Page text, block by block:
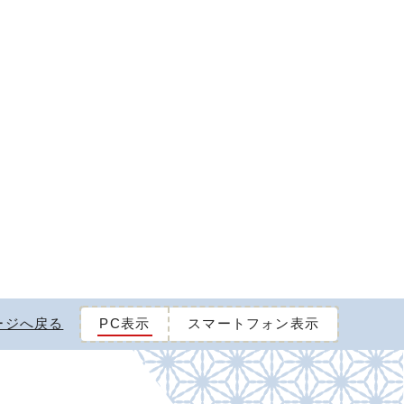
ジへ戻る PC表示 スマートフォン表示